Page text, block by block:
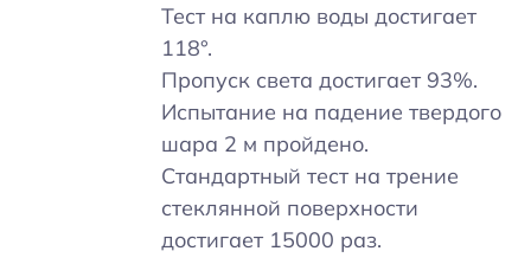
Тест на каплю воды достигает
118°.
Пропуск света достигает 93%.
Испытание на падение твердого
шара 2 м пройдено.
Стандартный тест на трение
стеклянной поверхности
достигает 15000 раз.